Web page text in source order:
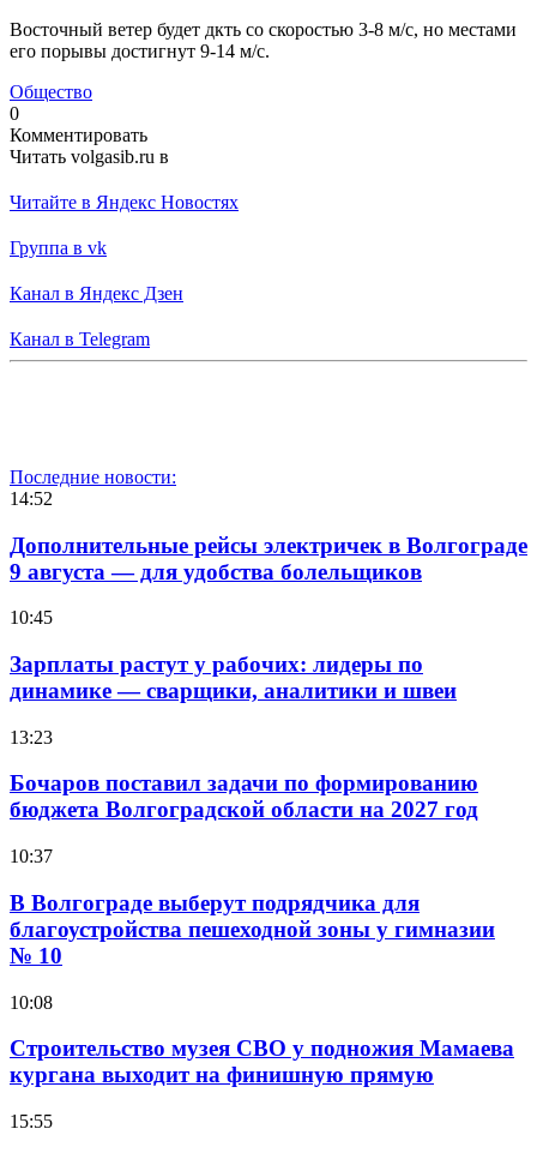
Восточный ветер будет дкть со скоростью 3-8 м/с, но местами
его порывы достигнут 9-14 м/с.
Общество
0
Комментировать
Читать volgasib.ru в
Читайте в Яндекс Новостях
Группа в vk
Канал в Яндекс Дзен
Канал в Telegram
Последние новости:
14:52
Дополнительные рейсы электричек в Волгограде
9 августа — для удобства болельщиков
10:45
Зарплаты растут у рабочих: лидеры по
динамике — сварщики, аналитики и швеи
13:23
Бочаров поставил задачи по формированию
бюджета Волгоградской области на 2027 год
10:37
В Волгограде выберут подрядчика для
благоустройства пешеходной зоны у гимназии
№ 10
10:08
Строительство музея СВО у подножия Мамаева
кургана выходит на финишную прямую
15:55